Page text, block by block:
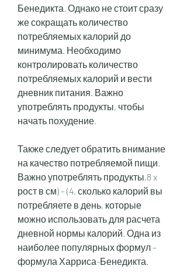
Бенедикта. Однако не стоит сразу
же сокращать количество
потребляемых калорий до
минимума. Необходимо
контролировать количество
потребляемых калорий и вести
дневник питания. Важно
употреблять продукты, чтобы
начать похудение.
Также следует обратить внимание
на качество потребляемой пищи.
Важно употреблять продукты,8 x
рост в см) – (4, сколько калорий вы
потребляете в день, которые
можно использовать для расчета
дневной нормы калорий. Одна из
наиболее популярных формул –
формула Харриса-Бенедикта.